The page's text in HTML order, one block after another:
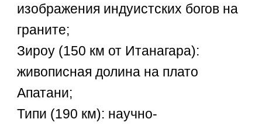
изображения индуистских богов на
граните;
Зироу (150 км от Итанагара):
живописная долина на плато
Апатани;
Типи (190 км): научно-